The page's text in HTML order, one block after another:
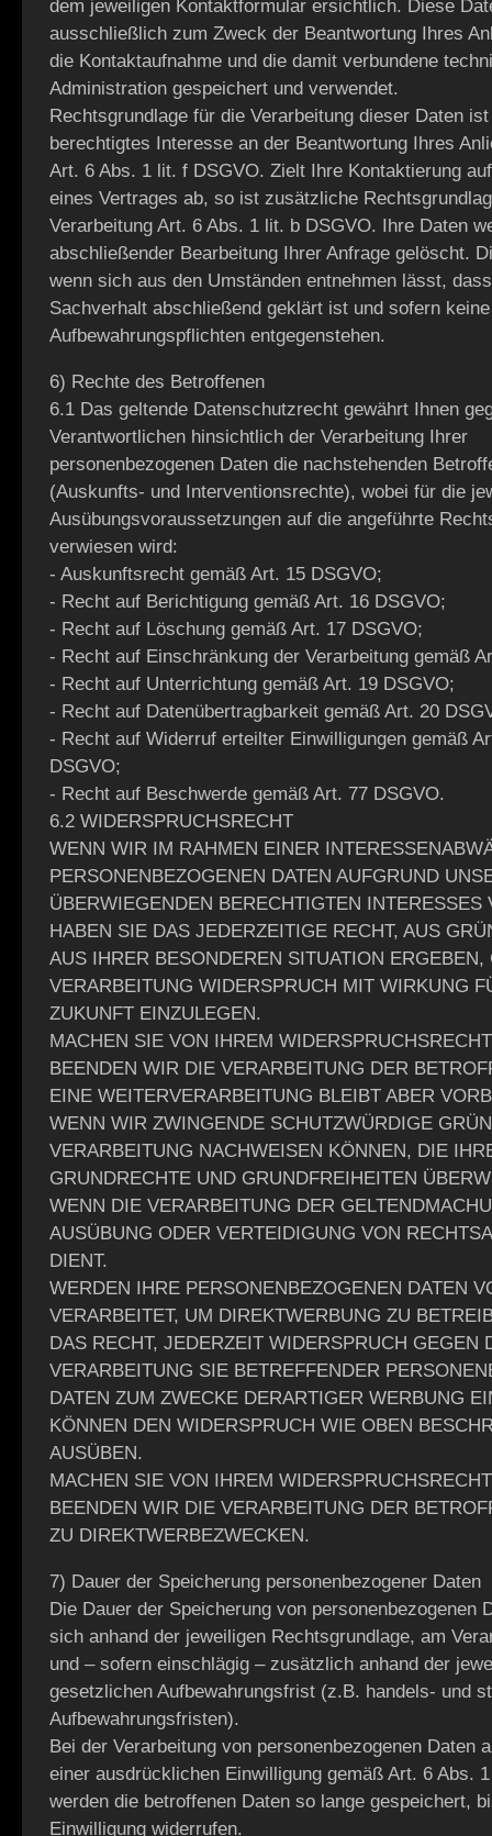
dem jeweiligen Kontaktformular ersichtlich. Diese
ausschließlich zum Zweck der Beantwortung Ihres
die Kontaktaufnahme und die damit verbundene
Administration gespeichert und verwendet.
Rechtsgrundlage für die Verarbeitung dieser Daten
berechtigtes Interesse an der Beantwortung Ihres
Art. 6 Abs. 1 lit. f DSGVO. Zielt Ihre Kontaktierung
eines Vertrages ab, so ist zusätzliche
Verarbeitung Art. 6 Abs. 1 lit. b DSGVO. Ihre Daten
abschließender Bearbeitung Ihrer Anfrage gelöscht.
wenn sich aus den Umständen entnehmen lässt,
Sachverhalt abschließend geklärt ist und sofern
Aufbewahrungspflichten entgegenstehen.
6) Rechte des Betroffenen
6.1 Das geltende Datenschutzrecht gewährt Ihnen
Verantwortlichen hinsichtlich der Verarbeitung Ihrer
personenbezogenen Daten die nachstehenden
(Auskunfts- und Interventionsrechte), wobei für die
Ausübungsvoraussetzungen auf die angeführte
verwiesen wird:
- Auskunftsrecht gemäß Art. 15 DSGVO;
- Recht auf Berichtigung gemäß Art. 16 DSGVO;
- Recht auf Löschung gemäß Art. 17 DSGVO;
- Recht auf Einschränkung der Verarbeitung gemäß
- Recht auf Unterrichtung gemäß Art. 19 DSGVO;
- Recht auf Datenübertragbarkeit gemäß Art. 20
- Recht auf Widerruf erteilter Einwilligungen gemäß
DSGVO;
- Recht auf Beschwerde gemäß Art. 77 DSGVO.
6.2 WIDERSPRUCHSRECHT
WENN WIR IM RAHMEN EINER
PERSONENBEZOGENEN DATEN AUFGRUND
ÜBERWIEGENDEN BERECHTIGTEN INTERESSES
HABEN SIE DAS JEDERZEITIGE RECHT, AUS
AUS IHRER BESONDEREN SITUATION ERGEBEN,
VERARBEITUNG WIDERSPRUCH MIT WIRKUNG
ZUKUNFT EINZULEGEN.
MACHEN SIE VON IHREM
BEENDEN WIR DIE VERARBEITUNG DER
EINE WEITERVERARBEITUNG BLEIBT ABER
WENN WIR ZWINGENDE SCHUTZWÜRDIGE
VERARBEITUNG NACHWEISEN KÖNNEN, DIE
GRUNDRECHTE UND GRUNDFREIHEITEN
WENN DIE VERARBEITUNG DER
AUSÜBUNG ODER VERTEIDIGUNG VON
DIENT.
WERDEN IHRE PERSONENBEZOGENEN DATEN
VERARBEITET, UM DIREKTWERBUNG ZU
DAS RECHT, JEDERZEIT WIDERSPRUCH GEGEN
VERARBEITUNG SIE BETREFFENDER
DATEN ZUM ZWECKE DERARTIGER WERBUNG
KÖNNEN DEN WIDERSPRUCH WIE OBEN
AUSÜBEN.
MACHEN SIE VON IHREM
BEENDEN WIR DIE VERARBEITUNG DER
ZU DIREKTWERBEZWECKEN.
7) Dauer der Speicherung personenbezogener Daten
Die Dauer der Speicherung von personenbezogenen
sich anhand der jeweiligen Rechtsgrundlage, am
und – sofern einschlägig – zusätzlich anhand der
gesetzlichen Aufbewahrungsfrist (z.B. handels- und
Aufbewahrungsfristen).
Bei der Verarbeitung von personenbezogenen Daten
einer ausdrücklichen Einwilligung gemäß Art. 6 Abs.
werden die betroffenen Daten so lange gespeichert,
Einwilligung widerrufen.